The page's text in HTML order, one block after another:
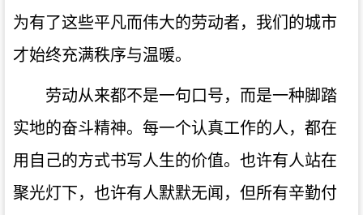
为有了这些平凡而伟大的劳动者，我们的城市
才始终充满秩序与温暖。
劳动从来都不是一句口号，而是一种脚踏
实地的奋斗精神。每一个认真工作的人，都在
用自己的方式书写人生的价值。也许有人站在
聚光灯下，也许有人默默无闻，但所有辛勤付